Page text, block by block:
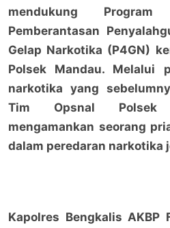
mendukung
Pemberantasan
Gelap Narkotika (P4GN)
Polsek Mandau. Melalui
narkotika yang
Tim Opsnal Polsek
mengamankan seorang
dalam peredaran narkotika
Kapolres Bengkalis AKBP